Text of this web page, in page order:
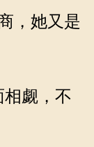
，她又是
觑，不